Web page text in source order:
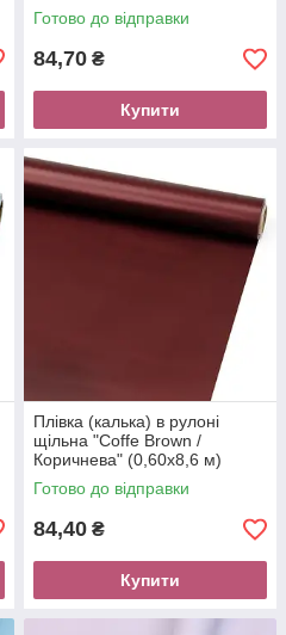
Готово до відправки
84,70 ₴
Купити
Плівка (калька) в рулоні
щільна "Coffe Brown /
Коричнева" (0,60х8,6 м)
Готово до відправки
84,40 ₴
Купити